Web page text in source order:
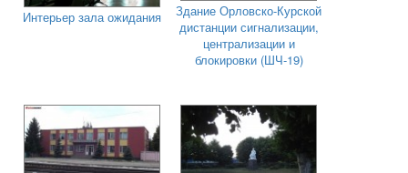
Интерьер зала ожидания
Здание Орловско-Курской
дистанции сигнализации,
централизации и
блокировки (ШЧ-19)